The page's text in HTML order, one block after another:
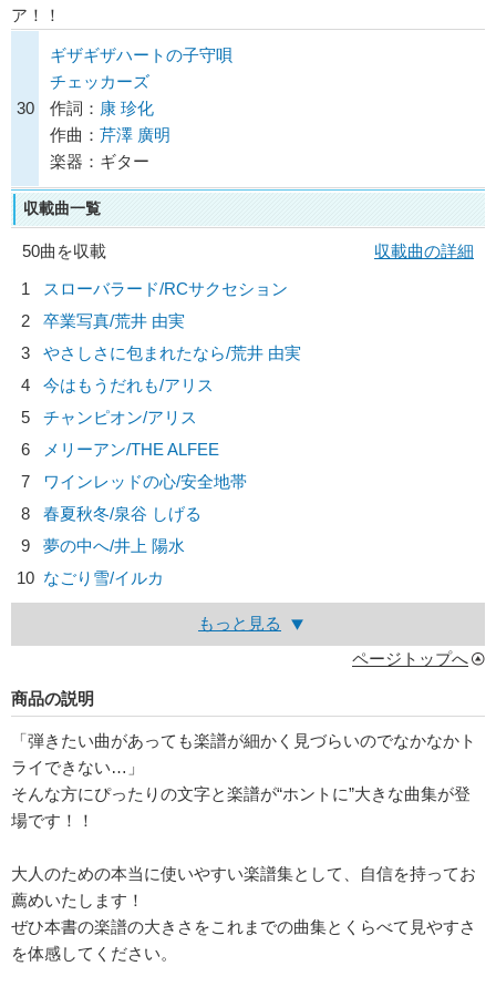
ア！！
30
ギザギザハートの子守唄
チェッカーズ
作詞： 康 珍化
作曲： 芹澤 廣明
楽器：ギター
収載曲一覧
50曲を収載
収載曲の詳細
1
スローバラード/RCサクセション
2
卒業写真/荒井 由実
3
やさしさに包まれたなら/荒井 由実
4
今はもうだれも/アリス
5
チャンピオン/アリス
6
メリーアン/THE ALFEE
7
ワインレッドの心/安全地帯
8
春夏秋冬/泉谷 しげる
9
夢の中へ/井上 陽水
10 なごり雪/イルカ
もっと見る
ページトップへ
商品の説明
「弾きたい曲があっても楽譜が細かく見づらいのでなかなかト
ライできない…」
そんな方にぴったりの文字と楽譜が“ホントに”大きな曲集が登
場です！！
大人のための本当に使いやすい楽譜集として、自信を持ってお
薦めいたします！
ぜひ本書の楽譜の大きさをこれまでの曲集とくらべて見やすさ
を体感してください。